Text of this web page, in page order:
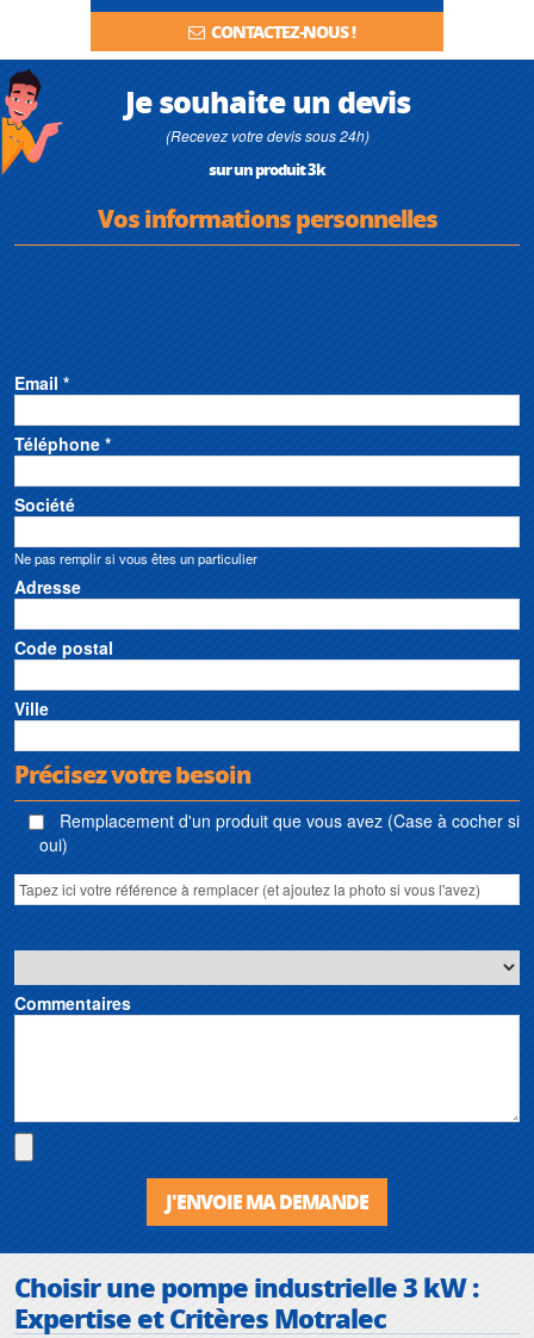
CONTACTEZ-NOUS !
Je souhaite un devis
(Recevez votre devis sous 24h)
sur un produit 3k
Vos informations personnelles
Email *
Téléphone *
Société
Ne pas remplir si vous êtes un particulier
Adresse
Code postal
Ville
Précisez votre besoin
Remplacement d'un produit que vous avez (Case à cocher si
oui)
Commentaires
J'ENVOIE MA DEMANDE
Choisir une pompe industrielle 3 kW :
Expertise et Critères Motralec